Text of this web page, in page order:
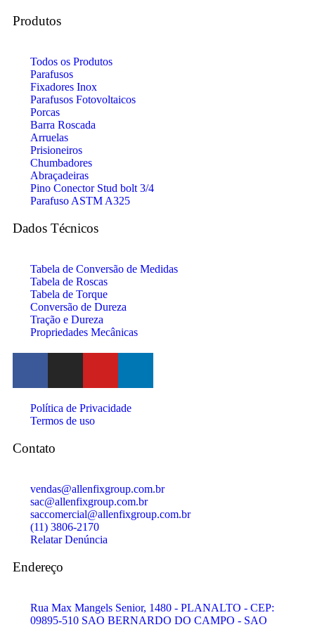
Produtos
Todos os Produtos
Parafusos
Fixadores Inox
Parafusos Fotovoltaicos
Porcas
Barra Roscada
Arruelas
Prisioneiros
Chumbadores
Abraçadeiras
Pino Conector Stud bolt 3/4
Parafuso ASTM A325
Dados Técnicos
Tabela de Conversão de Medidas
Tabela de Roscas
Tabela de Torque
Conversão de Dureza
Tração e Dureza
Propriedades Mecânicas
Política de Privacidade
Termos de uso
Contato
vendas@allenfixgroup.com.br
sac@allenfixgroup.com.br
saccomercial@allenfixgroup.com.br
(11) 3806-2170
Relatar Denúncia
Endereço
Rua Max Mangels Senior, 1480 - PLANALTO - CEP:
09895-510 SAO BERNARDO DO CAMPO - SAO